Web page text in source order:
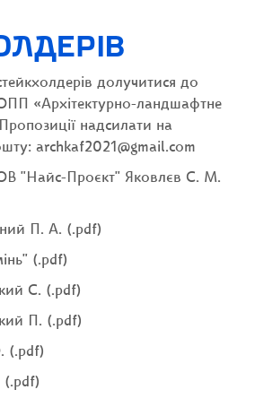
долучитися до
«Архітектурно-ландшафтне
надсилати на
archkaf2021@gmail.com
"Найс-Проєкт" Яковлєв С. М.
П. А. (.pdf)
(.pdf)
С. (.pdf)
П. (.pdf)
(.pdf)
(.pdf)